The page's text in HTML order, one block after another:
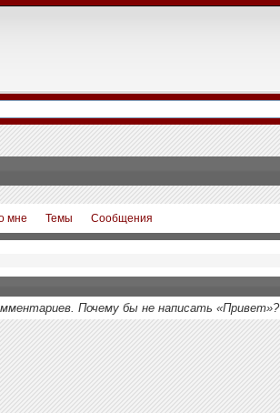
мне Темы Сообщения
Почему бы не написать «Привет»?